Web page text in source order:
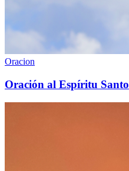
Oracion
Oración al Espíritu Santo